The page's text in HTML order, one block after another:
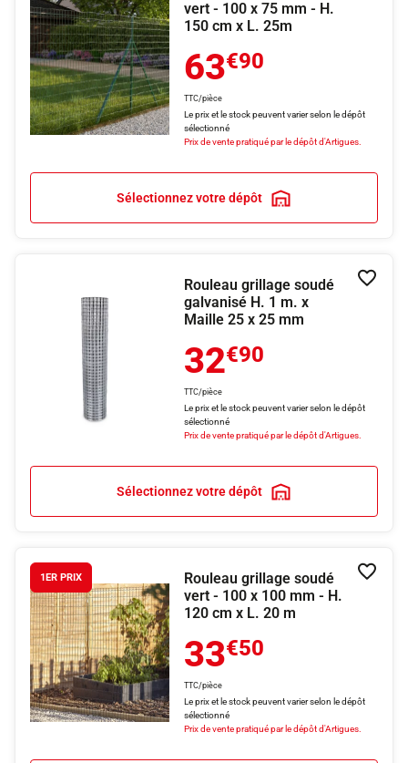
vert - 100 x 75 mm - H.
150 cm x L. 25m
63€90
TTC/pièce
Le prix et le stock peuvent varier selon le dépôt
sélectionné
Prix de vente pratiqué par le dépôt d'Artigues.
Sélectionnez votre dépôt
Rouleau grillage soudé
galvanisé H. 1 m. x
Maille 25 x 25 mm
32€90
TTC/pièce
Le prix et le stock peuvent varier selon le dépôt
sélectionné
Prix de vente pratiqué par le dépôt d'Artigues.
Sélectionnez votre dépôt
1ER PRIX
Rouleau grillage soudé
vert - 100 x 100 mm - H.
120 cm x L. 20 m
33€50
TTC/pièce
Le prix et le stock peuvent varier selon le dépôt
sélectionné
Prix de vente pratiqué par le dépôt d'Artigues.